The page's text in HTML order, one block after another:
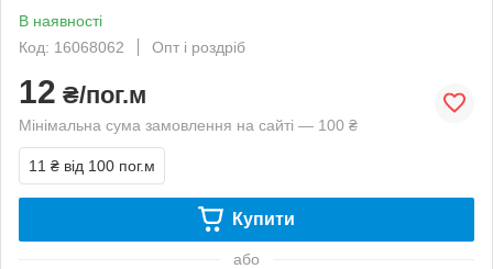
В наявності
Код: 16068062
Опт і роздріб
12 ₴/пог.м
Мінімальна сума замовлення на сайті — 100 ₴
11 ₴ від 100 пог.м
Купити
або